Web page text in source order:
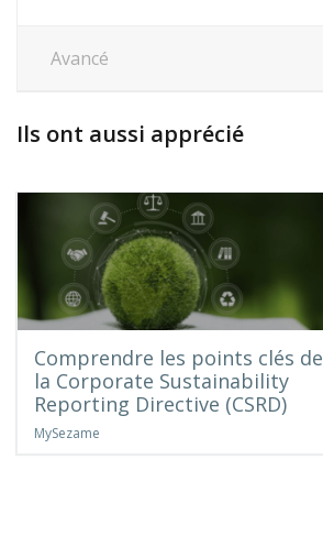
Avancé
Ils ont aussi apprécié
Comprendre les points clés de
la Corporate Sustainability
Reporting Directive (CSRD)
MySezame